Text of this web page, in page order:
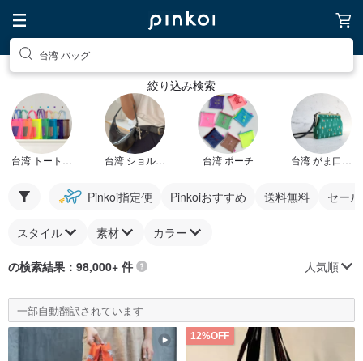
台湾 バッグ
絞り込み検索
台湾 トートバッグ 台湾 ショルダーバッグ 台湾 ポーチ 台湾 がま口バッグ
Pinkoi指定便 Pinkoiおすすめ 送料無料 セー
スタイル 素材 カラー
の検索結果：98,000+ 件 人気順
一部自動翻訳されています
12%OFF